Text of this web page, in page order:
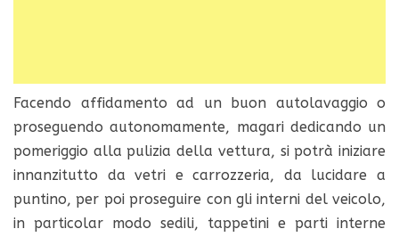
Facendo affidamento ad un buon autolavaggio o
proseguendo autonomamente, magari dedicando un
pomeriggio alla pulizia della vettura, si potrà iniziare
innanzitutto da vetri e carrozzeria, da lucidare a
puntino, per poi proseguire con gli interni del veicolo,
in particolar modo sedili, tappetini e parti interne